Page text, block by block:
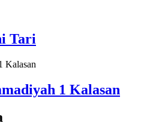
Tari
1 Kalasan